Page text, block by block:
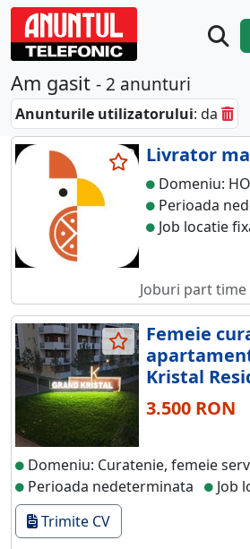
Am gasit - 2 anunturi
Anunturile utilizatorului: da
Livrator
Domeniu:
Perioada
Job locatie
Joburi part time
Femeie
Kristal
3.500 RON
Domeniu: Curatenie, femeie
Perioada nedeterminata
Job
Trimite CV